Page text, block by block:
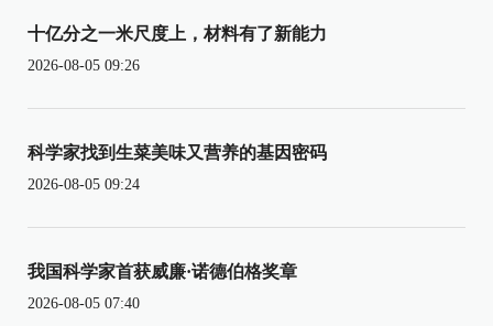
十亿分之一米尺度上，材料有了新能力
2026-08-05 09:26
科学家找到生菜美味又营养的基因密码
2026-08-05 09:24
我国科学家首获威廉·诺德伯格奖章
2026-08-05 07:40